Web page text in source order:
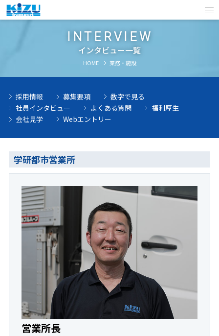
INTERVIEW
インタビュー一覧
HOME 業務・施設
採用情報 募集要項
数字で見る
社員インタビュー
よくある質問
福利厚生
会社見学
Webエントリー
学研都市営業所
営業所長